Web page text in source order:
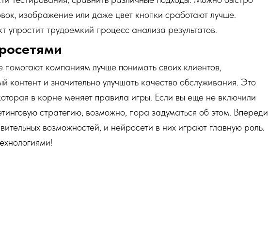
изображение или даже цвет кнопки сработают лучше.
упростит трудоемкий процесс анализа результатов.
помогают компаниям лучше понимать своих клиентов,
контент и значительно улучшать качество обслуживания. Это
в корне меняет правила игры. Если вы еще не включили
стратегию, возможно, пора задуматься об этом. Впереди
возможностей, и нейросети в них играют главную роль.